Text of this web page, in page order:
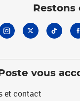
vous
et contact